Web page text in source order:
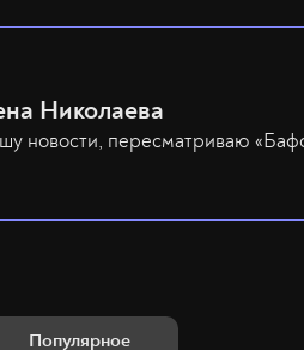
Николаева
новости, пересматриваю
Популярное